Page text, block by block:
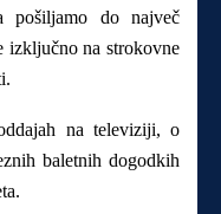
pošiljamo do največ
izključno na strokovne
na televiziji, o
baletnih dogodkih